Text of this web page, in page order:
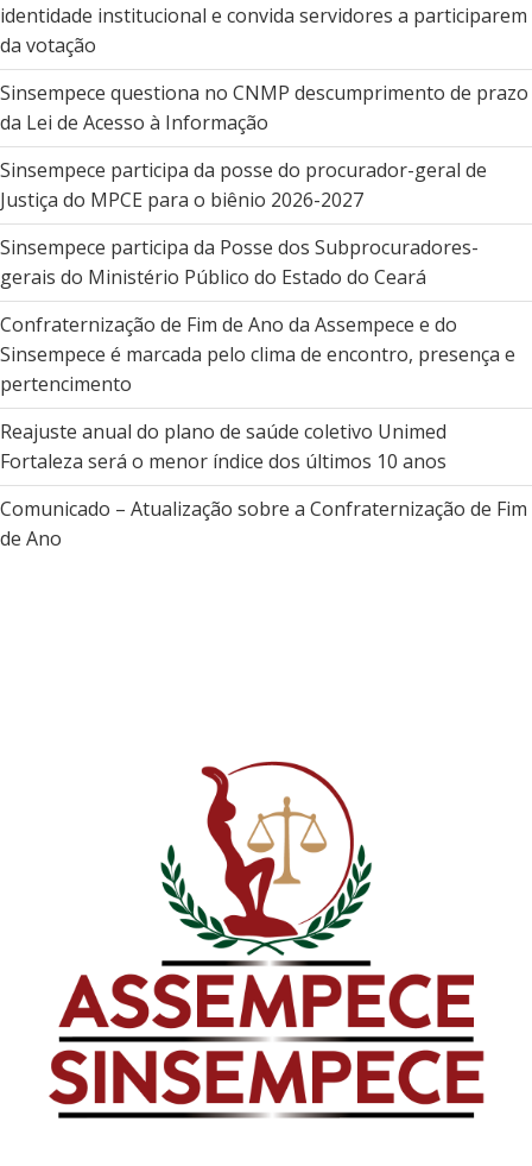
identidade institucional e convida servidores a participarem
da votação
Sinsempece questiona no CNMP descumprimento de prazo
da Lei de Acesso à Informação
Sinsempece participa da posse do procurador-geral de
Justiça do MPCE para o biênio 2026-2027
Sinsempece participa da Posse dos Subprocuradores-
gerais do Ministério Público do Estado do Ceará
Confraternização de Fim de Ano da Assempece e do
Sinsempece é marcada pelo clima de encontro, presença e
pertencimento
Reajuste anual do plano de saúde coletivo Unimed
Fortaleza será o menor índice dos últimos 10 anos
Comunicado – Atualização sobre a Confraternização de Fim
de Ano